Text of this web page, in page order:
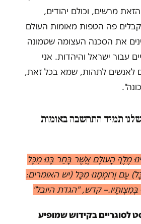
מרשים, וכולם יהודים,
פה הטפות מאומות העולם
את הסכנה העצומה שטמונה
עבור ישראל והיהדות. אני
לאנשים לתהות, שמא בכל זאת,
תמיד התחשבה באומות
מֶלֶךְ הָעולָם אֲשֶׁר בָּחַר בָּנוּ מִכָּל
עָם וְרומְמָנוּ מִכָּל (יש האומרים:
בְּמִצְותָיו.– קדש, "הגדת היובל"
לסוגריים בקידוש שמופיע